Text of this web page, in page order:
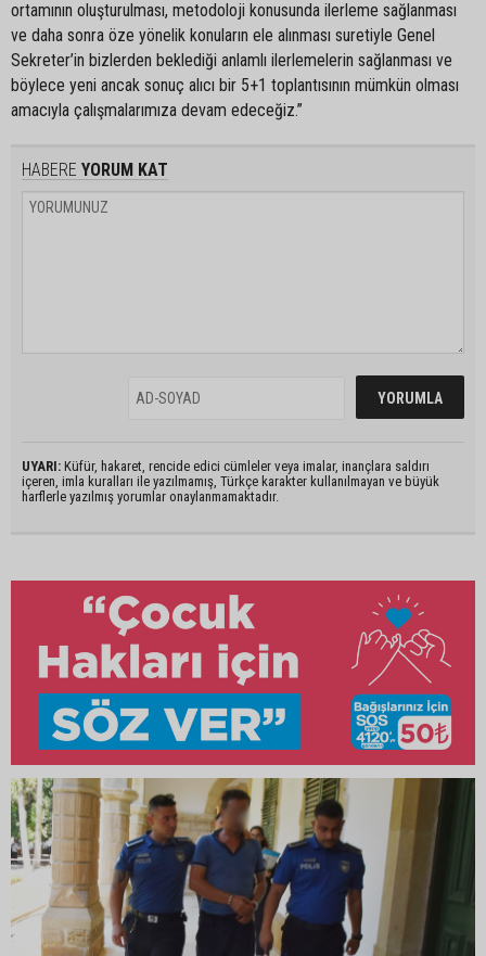
ortamının oluşturulması, metodoloji konusunda ilerleme sağlanması
ve daha sonra öze yönelik konuların ele alınması suretiyle Genel
Sekreter’in bizlerden beklediği anlamlı ilerlemelerin sağlanması ve
böylece yeni ancak sonuç alıcı bir 5+1 toplantısının mümkün olması
amacıyla çalışmalarımıza devam edeceğiz.”
HABERE YORUM KAT
UYARI: Küfür, hakaret, rencide edici cümleler veya imalar, inançlara saldırı
içeren, imla kuralları ile yazılmamış, Türkçe karakter kullanılmayan ve büyük
harflerle yazılmış yorumlar onaylanmamaktadır.